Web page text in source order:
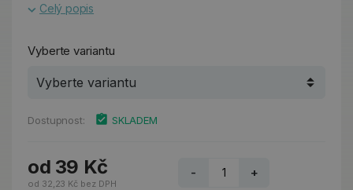
Celý popis
Vyberte variantu
Dostupnost: SKLADEM
od 39 Kč
od 32,23 Kč bez DPH
- +